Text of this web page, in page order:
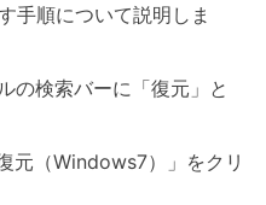
手順について説明しま
の検索バーに「復元」と
元（Windows7）」をクリ